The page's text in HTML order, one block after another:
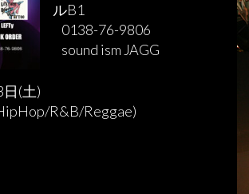
ルB1
0138-76-9806
sound ism JAGG
(土)
R&B/Reggae)